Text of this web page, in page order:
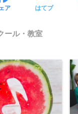
ア はてブ
ール・教室